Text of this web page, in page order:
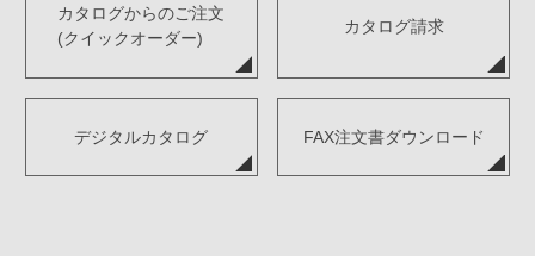
カタログからのご注文
(クイックオーダー)
カタログ請求
デジタルカタログ FAX注文書ダウンロード